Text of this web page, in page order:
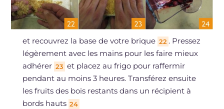
et recouvrez la base de votre brique 22 . Pressez
légèrement avec les mains pour les faire mieux
adhérer 23 et placez au frigo pour raffermir
pendant au moins 3 heures. Transférez ensuite
les fruits des bois restants dans un récipient à
bords hauts 24